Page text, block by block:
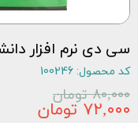
سی دی نرم افزار
کد محصول: 100246
۸۰,۰۰۰ تومان
۷۲,۰۰۰ تومان